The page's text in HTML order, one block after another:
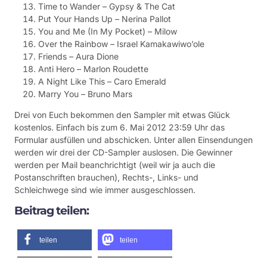
Time to Wander – Gypsy & The Cat
Put Your Hands Up – Nerina Pallot
You and Me (In My Pocket) – Milow
Over the Rainbow – Israel Kamakawiwo’ole
Friends – Aura Dione
Anti Hero – Marlon Roudette
A Night Like This – Caro Emerald
Marry You – Bruno Mars
Drei von Euch bekommen den Sampler mit etwas Glück
kostenlos. Einfach bis zum 6. Mai 2012 23:59 Uhr das
Formular ausfüllen und abschicken. Unter allen Einsendungen
werden wir drei der CD-Sampler auslosen. Die Gewinner
werden per Mail beanchrichtigt (weil wir ja auch die
Postanschriften brauchen), Rechts-, Links- und
Schleichwege sind wie immer ausgeschlossen.
Beitrag teilen:
teilen teilen